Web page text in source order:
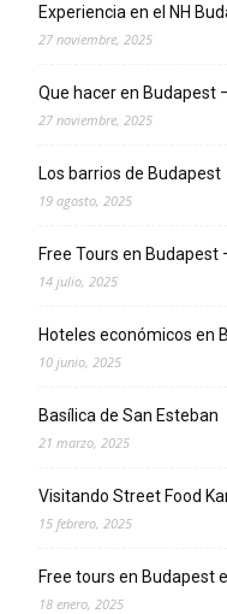
Experiencia en el NH
27 noviembre, 2025
Que hacer en Budapest
27 noviembre, 2025
Los barrios de Budapest
19 agosto, 2025
Free Tours en Budapest
14 julio, 2025
Hoteles económicos en
10 junio, 2025
Basílica de San Esteban
21 marzo, 2025
Visitando Street Food
15 febrero, 2025
Free tours en Budapest
18 enero, 2025